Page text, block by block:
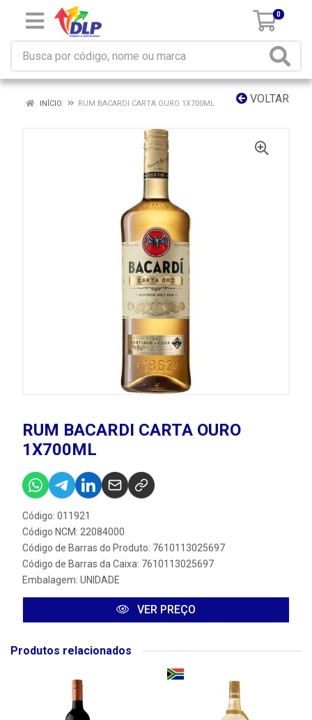
0
VOLTAR
INÍCIO RUM BACARDI CARTA OURO 1X700ML
RUM BACARDI CARTA OURO
1X700ML
Código: 011921
Código NCM: 22084000
Código de Barras do Produto: 7610113025697
Código de Barras da Caixa: 7610113025697
Embalagem: UNIDADE
VER PREÇO
Produtos relacionados